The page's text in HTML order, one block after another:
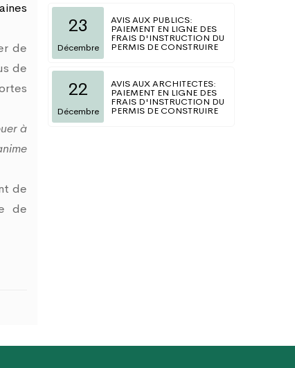
de
de
à
de
de
23
Décembre
AVIS AUX PUBLICS:
PAIEMENT EN LIGNE DES
FRAIS D'INSTRUCTION DU
PERMIS DE CONSTRUIRE
22
Décembre
AVIS AUX ARCHITECTES:
PAIEMENT EN LIGNE DES
FRAIS D'INSTRUCTION DU
PERMIS DE CONSTRUIRE